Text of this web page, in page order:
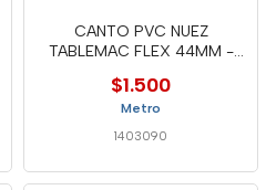
CANTO PVC NUEZ
TABLEMAC FLEX 44MM -
$1.500
Metro
1403090